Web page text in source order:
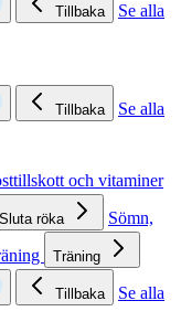
Tillbaka
Se alla
Tillbaka
Se alla
och vitaminer
Sluta röka
Sömn,
Träning
Tillbaka
Se alla